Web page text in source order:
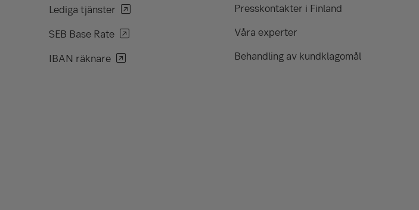
Lediga tjänster
SEB Base Rate
IBAN räknare
Presskontakter i Finland
Våra experter
Behandling av kundklagomål